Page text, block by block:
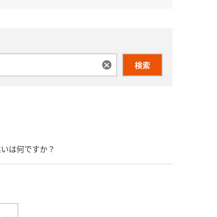
検索
は何ですか？